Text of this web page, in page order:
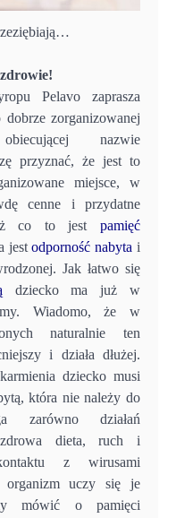
Pelavo zaprasza
zorganizowanej
nazwie
przyznać, że jest to
miejsce, w
cenne i przydatne
co to jest pamięć
jestodporność nabyta i
Jak łatwo się
dziecko ma już w
Wiadomo, że w
naturalnie ten
i działa dłużej.
dziecko musi
która nie należy do
zarówno działań
dieta, ruch i
z wirusami
organizm uczy się je
mówić o pamięci